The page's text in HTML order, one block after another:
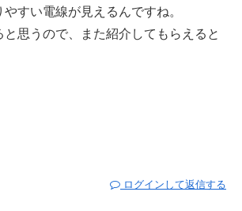
すい電線が見えるんですね。
思うので、また紹介してもらえると
ログインして返信する